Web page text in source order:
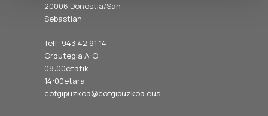
20006 Donostia/San
Sebastián
Telf: 943 42 91 14
Ordutegia A-O
08:00etatik
14:00etara
cofgipuzkoa@cofgipuzkoa.eus